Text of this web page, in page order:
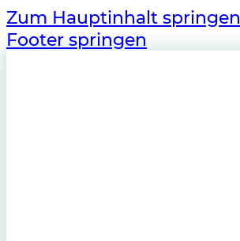
Zum Hauptinhalt springen
Footer springen